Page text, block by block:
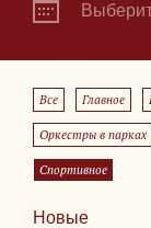
Все Главное
Оркестры в парках
Спортивное
Новые